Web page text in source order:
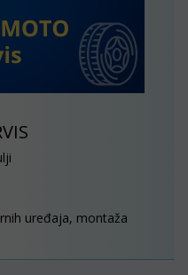
uređaja, montaža